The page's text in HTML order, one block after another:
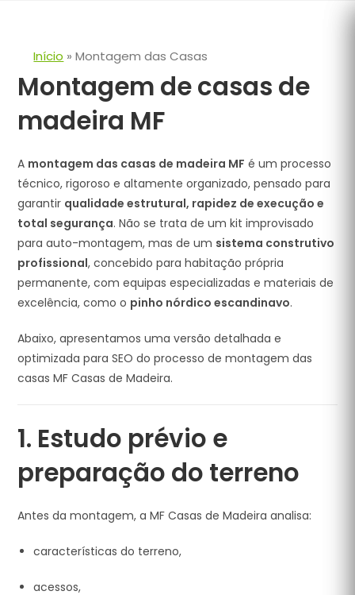
contentInício » Montagem das Casas
Montagem de casas de
madeira MF
A montagem das casas de madeira MF é um processo
técnico, rigoroso e altamente organizado, pensado para
garantir qualidade estrutural, rapidez de execução e
total segurança. Não se trata de um kit improvisado
para auto-montagem, mas de um sistema construtivo
profissional, concebido para habitação própria
permanente, com equipas especializadas e materiais de
excelência, como o pinho nórdico escandinavo.
Abaixo, apresentamos uma versão detalhada e
optimizada para SEO do processo de montagem das
casas MF Casas de Madeira.
1. Estudo prévio e
preparação do terreno
Antes da montagem, a MF Casas de Madeira analisa:
características do terreno,
acessos,